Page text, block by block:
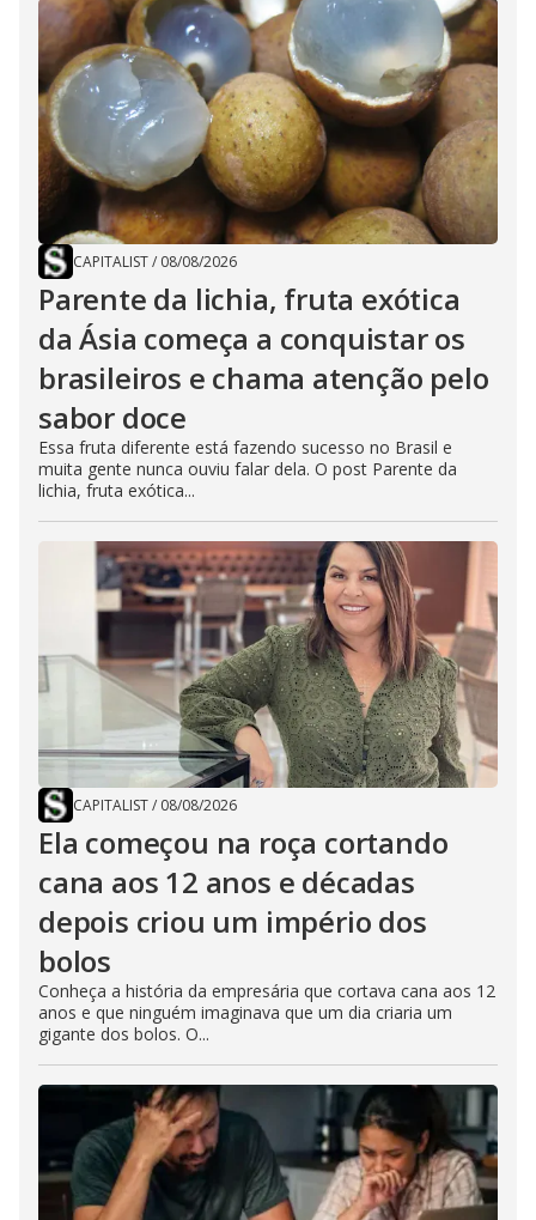
CAPITALIST/ 08/08/2026
Parente da lichia, fruta exótica
da Ásia começa a conquistar os
brasileiros e chama atenção pelo
sabor doce
Essa fruta diferente está fazendo sucesso no Brasil e
muita gente nunca ouviu falar dela. O post Parente da
lichia, fruta exótica...
CAPITALIST/ 08/08/2026
Ela começou na roça cortando
cana aos 12 anos e décadas
depois criou um império dos
bolos
Conheça a história da empresária que cortava cana aos 12
anos e que ninguém imaginava que um dia criaria um
gigante dos bolos. O...